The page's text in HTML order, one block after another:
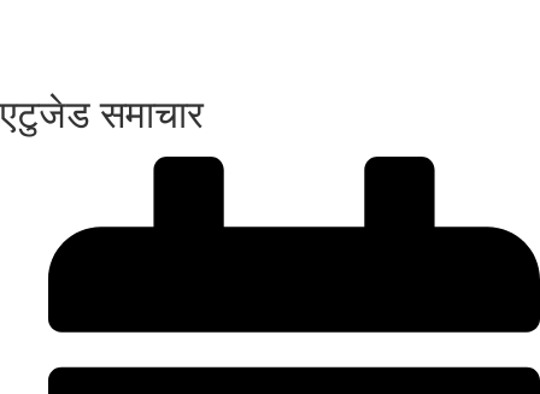
एटुजेड समाचार